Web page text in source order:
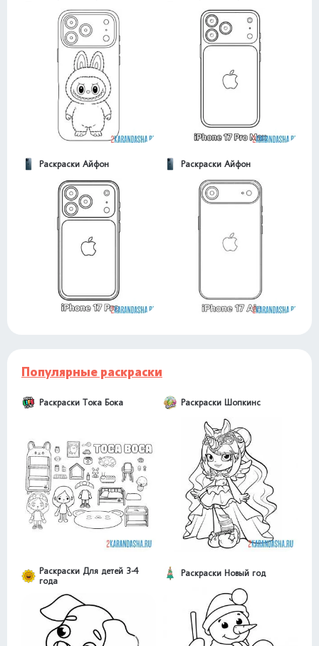
Раскраски Айфон Раскраски Айфон
Популярные раскраски
Раскраски Тока Бока Раскраски Шопкинс
Раскраски Для детей 3-4
года
Раскраски Новый год